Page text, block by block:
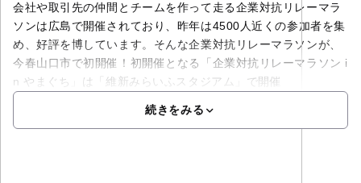
会社や取引先の仲間とチームを作って走る企業対抗リレーマラ
ソンは広島で開催されており、昨年は4500人近くの参加者を集
め、好評を博しています。そんな企業対抗リレーマラソンが、
今春山口市で初開催！初開催となる「企業対抗リレーマラソン i
n やまぐち」は「維新みらいふスタジアム」で開催
続きをみる